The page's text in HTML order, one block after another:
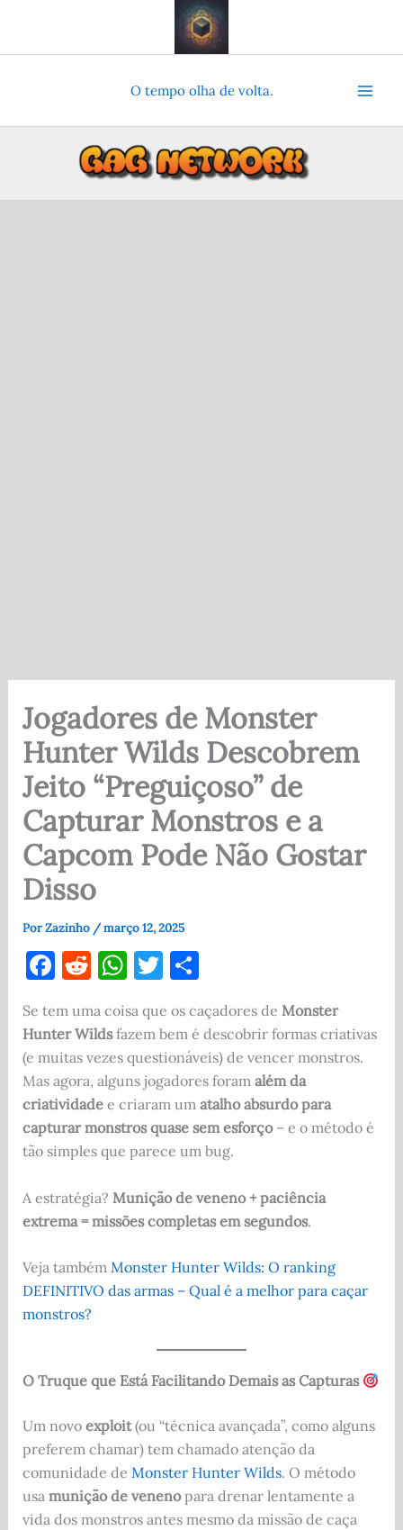
o
O tempo olha de volta.
Jogadores de Monster
Hunter Wilds Descobrem
Jeito “Preguiçoso” de
Capturar Monstros e a
Capcom Pode Não Gostar
Disso
PorZazinho /março 12, 2025
F
c
e
b
o
o
k
R
d
di
t
W
at
s
A
p
p
T
it
te
r
S
ar
e
Se tem uma coisa que os caçadores de Monster
Hunter Wildsfazem bem é descobrir formas criativas
(e muitas vezes questionáveis) de vencer monstros.
Mas agora, alguns jogadores foram além da
criatividadee criaram um atalho absurdo para
capturar monstros quase sem esforço– e o método é
tão simples que parece um bug.
A estratégia? Munição de veneno + paciência
extrema = missões completas em segundos.
Veja também Monster Hunter Wilds: O ranking
DEFINITIVO das armas – Qual é a melhor para caçar
monstros?
O Truque que Está Facilitando Demais as Capturas
Um novo exploit(ou “técnica avançada”, como alguns
preferem chamar) tem chamado atenção da
comunidade de Monster Hunter Wilds. O método
usa munição de venenopara drenar lentamente a
vida dos monstros antes mesmo da missão de caça